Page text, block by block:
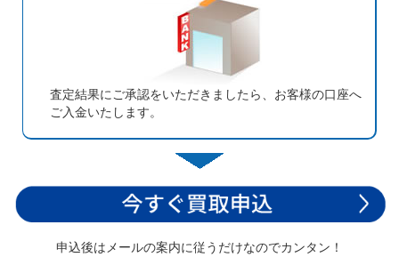
査定結果にご承認をいただきましたら、お客様の口座へ
ご入金いたします。
申込後はメールの案内に従うだけなのでカンタン！